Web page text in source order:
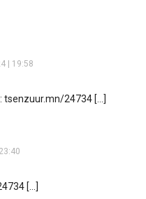
| 19:58
tsenzuur.mn/24734 […]
[…]